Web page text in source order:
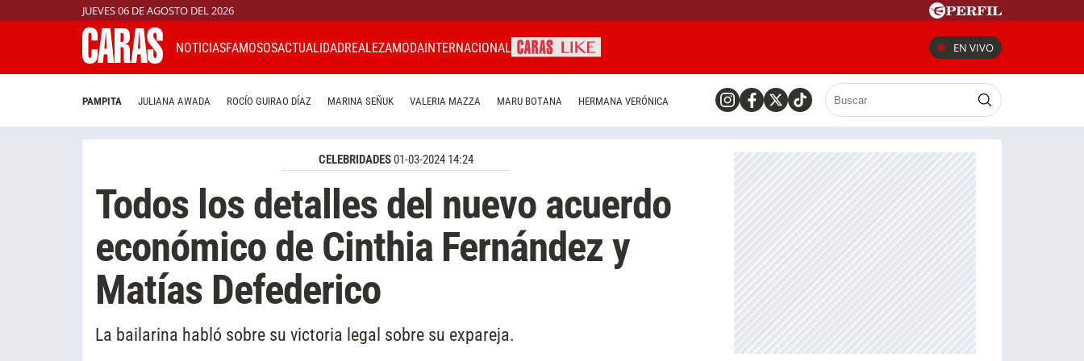
JUEVES 06 DE AGOSTO DEL 2026
NOTICIASFAMOSOSACTUALIDADREALEZAMODAINTERNACIONAL EN VIVO
PAMPITA JULIANA AWADA ROCÍO GUIRAO DÍAZ MARINA SEÑUK VALERIA MAZZA MARU BOTANA HERMANA VERÓNICA
CELEBRIDADES01-03-2024 14:24
Todos los detalles del nuevo acuerdo
económico de Cinthia Fernández y
Matías Defederico
La bailarina habló sobre su victoria legal sobre su expareja.